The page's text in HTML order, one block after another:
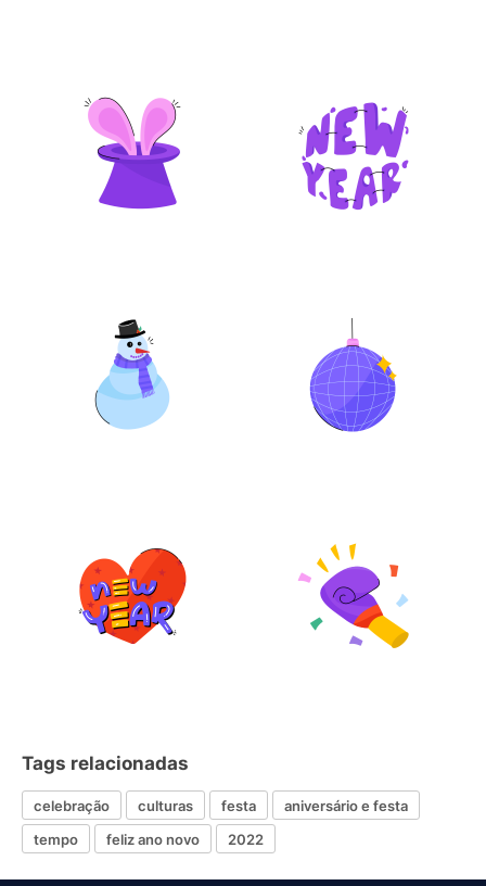
Tags relacionadas
celebração culturas festa
aniversário e festa
tempo
feliz ano novo 2022